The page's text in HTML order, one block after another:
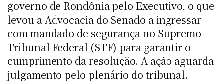
governo de Rondônia pelo Executivo, o que
levou a Advocacia do Senado a ingressar
com mandado de segurança no Supremo
Tribunal Federal (STF) para garantir o
cumprimento da resolução. A ação aguarda
julgamento pelo plenário do tribunal.